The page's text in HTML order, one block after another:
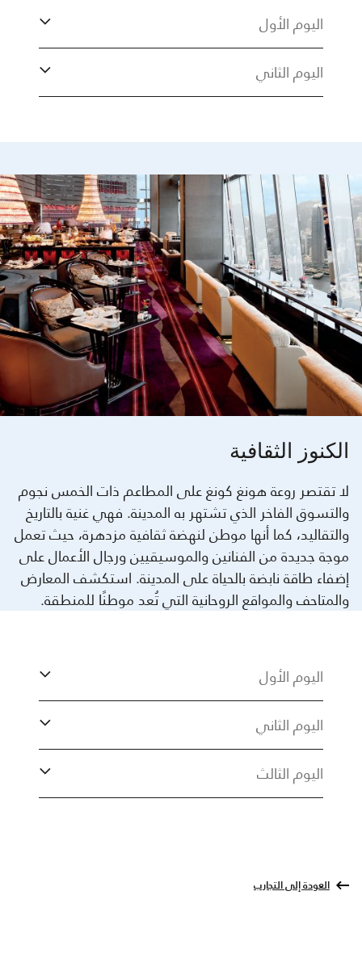
اليوم الأول
اليوم الثاني
الكنوز الثقافية
لا تقتصر روعة هونغ كونغ على المطاعم ذات الخمس نجوم
والتسوق الفاخر الذي تشتهر به المدينة. فهي غنية بالتاريخ
والتقاليد، كما أنها موطن لنهضة ثقافية مزدهرة، حيث تعمل
موجة جديدة من الفنانين والموسيقيين ورجال الأعمال على
إضفاء طاقة نابضة بالحياة على المدينة. استكشف المعارض
والمتاحف والمواقع الروحانية التي تُعد موطنًا للمنطقة.
اليوم الأول
اليوم الثاني
اليوم الثالث
العودة إلى التجارب